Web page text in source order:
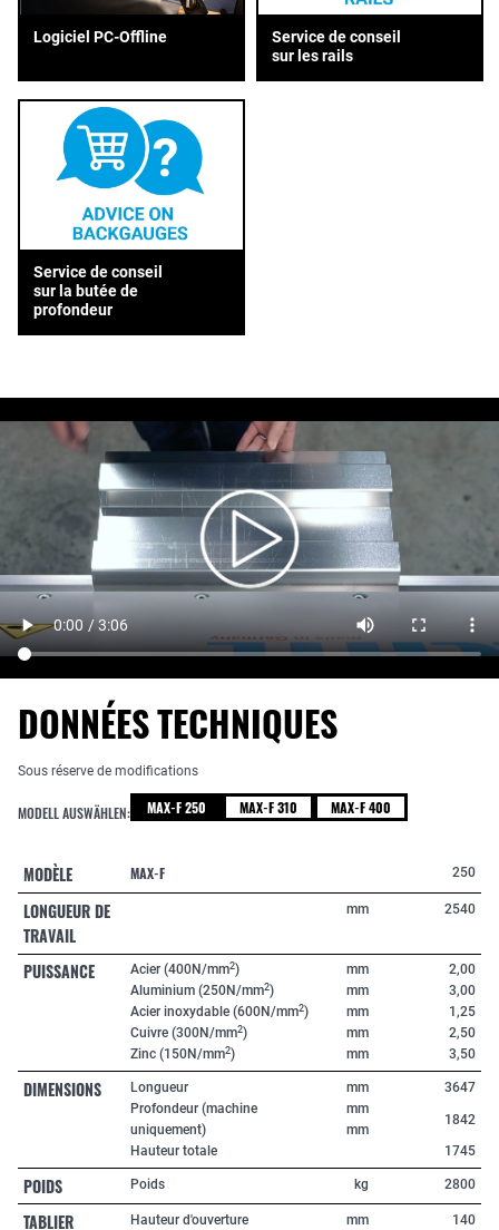
Logiciel PC-Offline
Service de conseil
sur les rails
Service de conseil
sur la butée de
profondeur
DONNÉES TECHNIQUES
Sous réserve de modifications
MODELL AUSWÄHLEN: MAX-F 250 MAX-F 310 MAX-F 400
MODÈLE MAX-F 250
LONGUEUR DE
TRAVAIL
mm 2540
PUISSANCE Acier (400N/mm2)
Aluminium (250N/mm2)
Acier inoxydable (600N/mm2)
Cuivre (300N/mm2)
Zinc (150N/mm2)
mm
mm
mm
mm
mm
2,00
3,00
1,25
2,50
3,50
DIMENSIONS
Longueur
Profondeur (machine
uniquement)
Hauteur totale
mm
mm
mm
3647
1842
1745
POIDS Poids kg 2800
TABLIER Hauteur d'ouverture mm 140